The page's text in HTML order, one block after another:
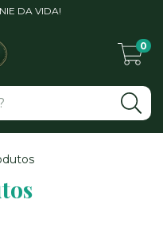
DA VIDA!
0